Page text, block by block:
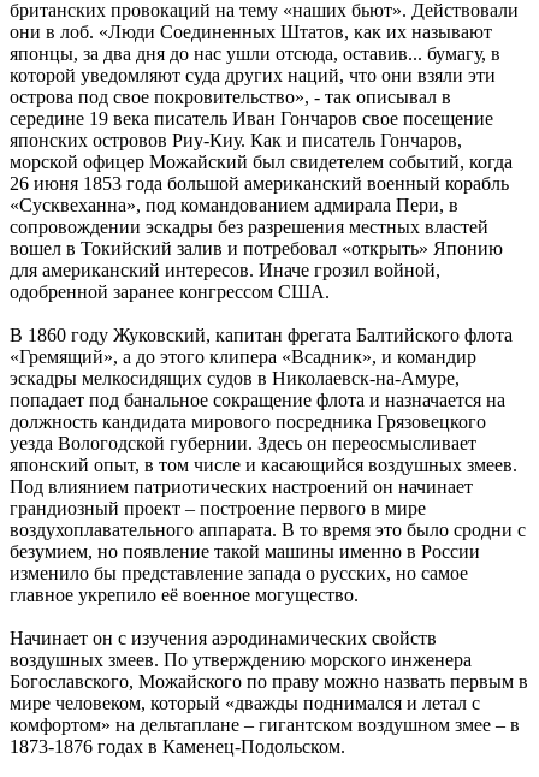
британских провокаций на тему «наших бьют». Действовали
они в лоб. «Люди Соединенных Штатов, как их называют
японцы, за два дня до нас ушли отсюда, оставив... бумагу, в
которой уведомляют суда других наций, что они взяли эти
острова под свое покровительство», - так описывал в
середине 19 века писатель Иван Гончаров свое посещение
японских островов Риу-Киу. Как и писатель Гончаров,
морской офицер Можайский был свидетелем событий, когда
26 июня 1853 года большой американский военный корабль
«Сусквеханна», под командованием адмирала Пери, в
сопровождении эскадры без разрешения местных властей
вошел в Токийский залив и потребовал «открыть» Японию
для американский интересов. Иначе грозил войной,
одобренной заранее конгрессом США.
В 1860 году Жуковский, капитан фрегата Балтийского флота
«Гремящий», а до этого клипера «Всадник», и командир
эскадры мелкосидящих судов в Николаевск-на-Амуре,
попадает под банальное сокращение флота и назначается на
должность кандидата мирового посредника Грязовецкого
уезда Вологодской губернии. Здесь он переосмысливает
японский опыт, в том числе и касающийся воздушных змеев.
Под влиянием патриотических настроений он начинает
грандиозный проект – построение первого в мире
воздухоплавательного аппарата. В то время это было сродни с
безумием, но появление такой машины именно в России
изменило бы представление запада о русских, но самое
главное укрепило её военное могущество.
Начинает он с изучения аэродинамических свойств
воздушных змеев. По утверждению морского инженера
Богославского, Можайского по праву можно назвать первым в
мире человеком, который «дважды поднимался и летал с
комфортом» на дельтаплане – гигантском воздушном змее – в
1873-1876 годах в Каменец-Подольском.